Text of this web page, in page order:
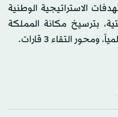
الاستراتيجية الوطنية
بترسيخ مكانة المملكة
التقاء 3 قارات.